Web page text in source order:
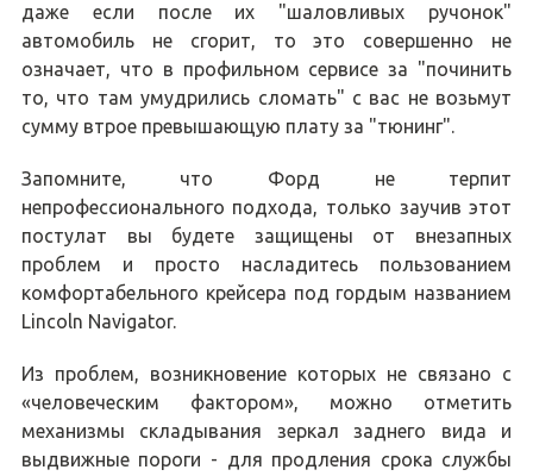
даже если после их "шаловливых ручонок"
автомобиль не сгорит, то это совершенно не
означает, что в профильном сервисе за "починить
то, что там умудрились сломать" с вас не возьмут
сумму втрое превышающую плату за "тюнинг".
Запомните, что Форд не терпит
непрофессионального подхода, только заучив этот
постулат вы будете защищены от внезапных
проблем и просто насладитесь пользованием
комфортабельного крейсера под гордым названием
Lincoln Navigator.
Из проблем, возникновение которых не связано с
«человеческим фактором», можно отметить
механизмы складывания зеркал заднего вида и
выдвижные пороги - для продления срока службы